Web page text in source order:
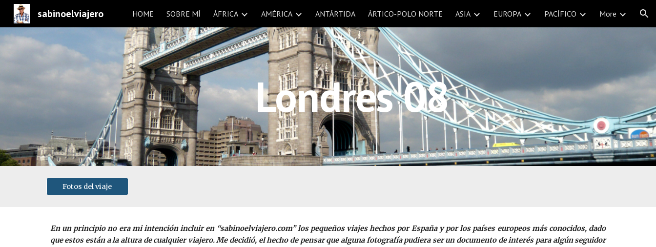
Skip to main content Skip to navigation
sabinoelviajero HOME SOBRE MÍ ÁFRICA AMÉRICA ANTÁRTIDA ÁRTICO-POLO NORTE ASIA EUROPA PACÍFICO More
Londres 08
Fotos del viaje
En un principio no era mi intención incluir en “sabinoelviajero.com” los pequeños viajes hechos por España y por los países europeos más conocidos, dado
que estos están a la altura de cualquier viajero. Me decidió, el hecho de pensar que alguna fotografía pudiera ser un documento de interés para algún seguidor